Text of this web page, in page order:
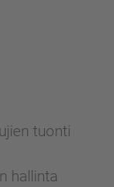
tuonti
hallinta